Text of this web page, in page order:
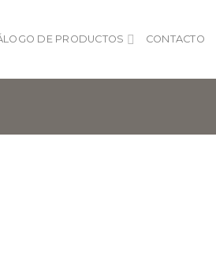
DE PRODUCTOS CONTACTO